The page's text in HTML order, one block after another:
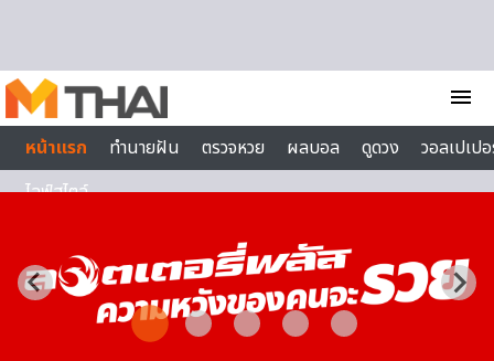
menu
หน้าแรก
ทำนายฝัน ตรวจหวย ผลบอล ดูดวง
วอลเปเป
ไลฟ์สไตล์